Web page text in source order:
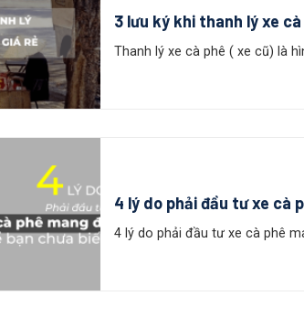
3 lưu ký khi thanh lý xe
Thanh lý xe cà phê ( xe cũ) là
4 lý do phải đầu tư xe cà
4 lý do phải đầu tư xe cà phê